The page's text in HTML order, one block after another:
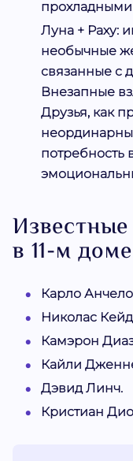
Луна + Раху:
необычные
связанные с
Внезапные
Друзья, как
потребность
в 11-м доме
Карло
Николас
Камэрон
Кайли
Дэвид Линч.
Кристиан